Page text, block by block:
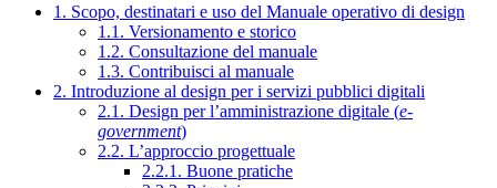
1. Scopo, destinatari e uso del Manuale operativo di design
1.1. Versionamento e storico
1.2. Consultazione del manuale
1.3. Contribuisci al manuale
2. Introduzione al design per i servizi pubblici digitali
2.1. Design per l’amministrazione digitale (e-
government)
2.2. L’approccio progettuale
2.2.1. Buone pratiche